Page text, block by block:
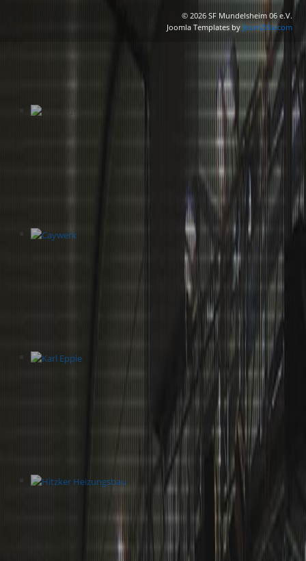
© 2026 SF Mundelsheim 06 e.V.
Joomla Templates by JoomZilla.com